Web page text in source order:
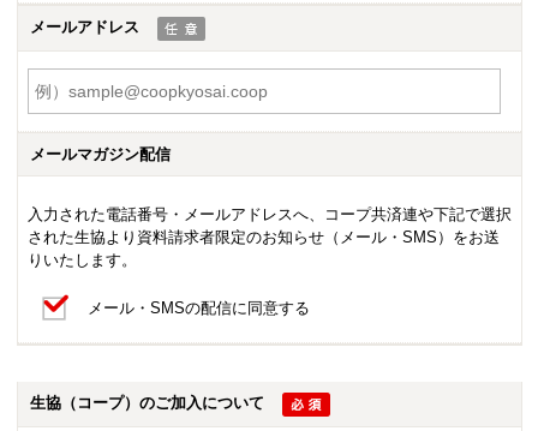
メールアドレス
メールマガジン配信
入力された電話番号・メールアドレスへ、コープ共済連や下記で選択
された生協より資料請求者限定のお知らせ（メール・SMS）をお送
りいたします。
メール・SMSの配信に同意する
生協（コープ）のご加入について